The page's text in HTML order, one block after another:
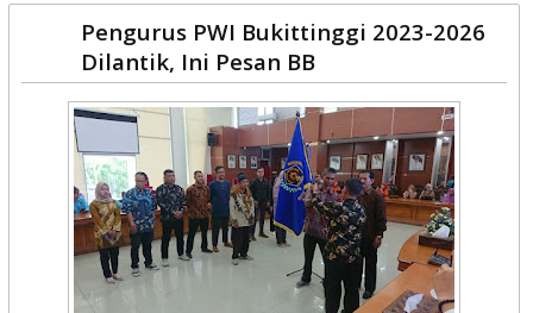
Pengurus PWI Bukittinggi 2023-2026
Dilantik, Ini Pesan BB